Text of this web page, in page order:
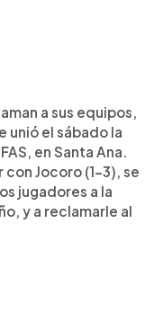
a sus equipos,
unió el sábado la
en Santa Ana.
Jocoro (1-3), se
jugadores a la
y a reclamarle al